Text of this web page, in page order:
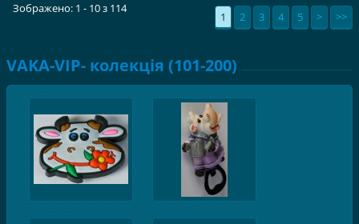
Зображено: 1 - 10 з 114
1 2 3 4 5 > >>
VAKA-VIP- колекція (101-200)